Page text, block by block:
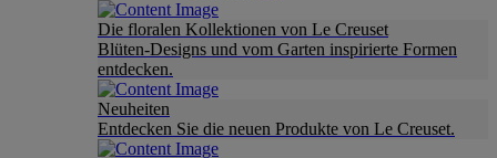
Die floralen Kollektionen von Le Creuset
Blüten-Designs und vom Garten inspirierte Formen
entdecken.
Neuheiten
Entdecken Sie die neuen Produkte von Le Creuset.